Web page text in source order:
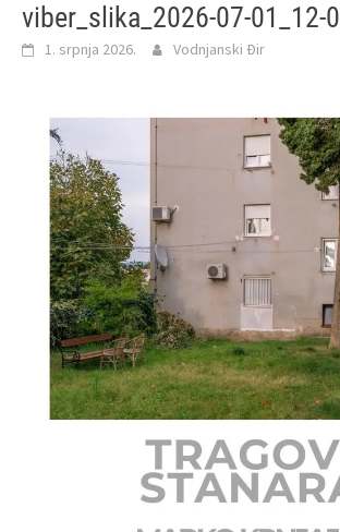
viber_slika_2026-07-01_12-
1. srpnja 2026. Vodnjanski Đir